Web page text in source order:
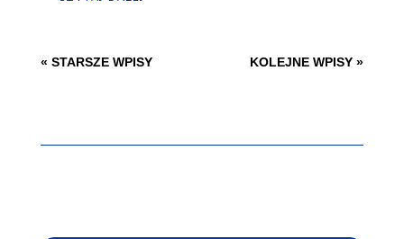
« STARSZE WPISY KOLEJNE WPISY »